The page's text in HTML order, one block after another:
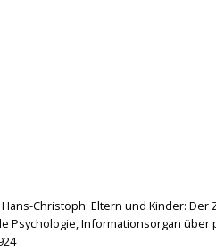
Christoph: Eltern und Kinder: Der
Psychologie, Informationsorgan